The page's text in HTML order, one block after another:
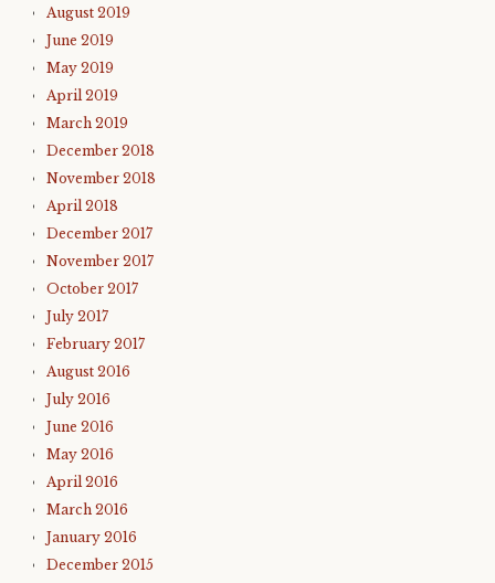
August 2019
June 2019
May 2019
April 2019
March 2019
December 2018
November 2018
April 2018
December 2017
November 2017
October 2017
July 2017
February 2017
August 2016
July 2016
June 2016
May 2016
April 2016
March 2016
January 2016
December 2015